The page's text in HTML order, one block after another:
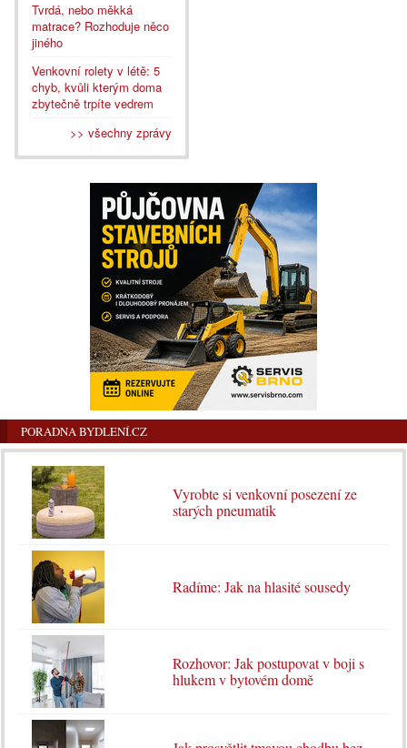
Tvrdá, nebo měkká
matrace? Rozhoduje něco
jiného
Venkovní rolety v létě: 5
chyb, kvůli kterým doma
zbytečně trpíte vedrem
>> všechny zprávy
PORADNA BYDLENÍ.CZ
Vyrobte si venkovní posezení ze
starých pneumatik
Radíme: Jak na hlasité sousedy
Rozhovor: Jak postupovat v boji s
hlukem v bytovém domě